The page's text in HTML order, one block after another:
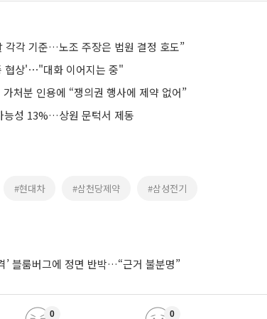
각각 기준…노조 주장은 법원 결정 호도”
협상'⋯"대화 이어지는 중"
처분 인용에 “쟁의권 행사에 제약 없어”
능성 13%…상원 문턱서 제동
#현대차 #삼천당제약 #삼성전기
’ 블룸버그에 정면 반박…“근거 불분명”
0 0